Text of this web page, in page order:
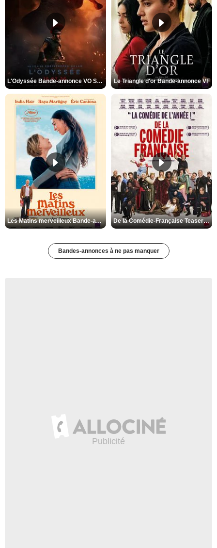
L'Odyssée Bande-annonce VO STFR Le Triangle d'or Bande-annonce VF
Les Matins merveilleux Bande-annonce VF De la Comédie-Française Teaser VF
Bandes-annonces à ne pas manquer